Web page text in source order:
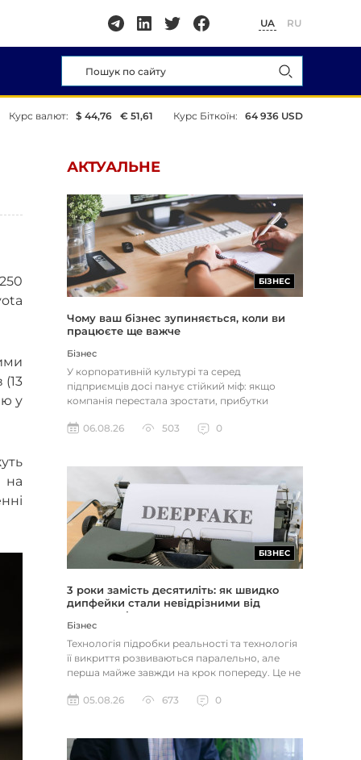
UA RU
Курс валют: $ 44,76 € 51,61 Курс Біткоїн: 64 936 USD
у
на
АКТУАЛЬНЕ
БІЗНЕС
Чому ваш бізнес зупиняється, коли ви
працюєте ще важче
Бізнес
У корпоративній культурі та серед
підприємців досі панує стійкий міф: якщо
компанія перестала зростати, прибутки
06.08.26
503 0
БІЗНЕС
3 роки замість десятиліть: як швидко
дипфейки стали невідрізними від
реальності
Бізнес
Технологія підробки реальності та технологія
її викриття розвиваються паралельно, але
перша майже завжди на крок попереду. Це не
05.08.26
673 0